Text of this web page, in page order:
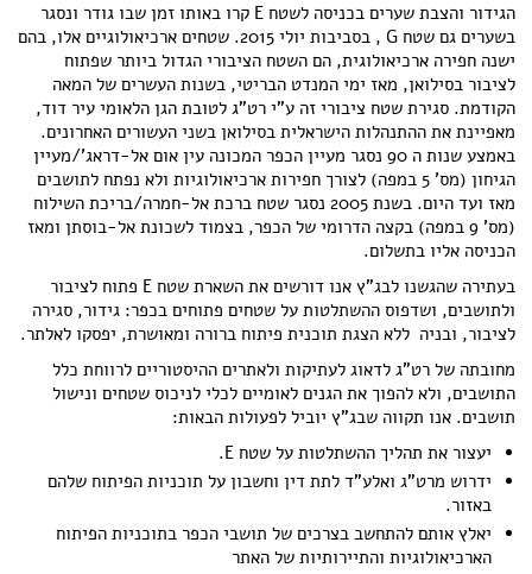
הגידור והצבת שערים בכניסה לשטח E קרו באותו זמן שבו גודר ונסגר
בשערים גם שטח G , בסביבות יולי 2015. שטחים ארכיאולוגיים אלו, בהם
ישנה חפירה ארכיאולוגית, הם השטח הציבורי הגדול ביותר שפתוח
לציבור בסילואן, מאז ימי המנדט הבריטי, בשנות העשרים של המאה
הקודמת. סגירת שטח ציבורי זה ע"י רט"ג לטובת הגן הלאומי עיר דוד,
מאפיינת את ההתנהלות הישראלית בסילואן בשני העשורים האחרונים.
באמצע שנות ה 90 נסגר מעיין הכפר המכונה עין אום אל-דראג'/מעיין
הגיחון (מס' 5 במפה) לצורך חפירות ארכיאולוגיות ולא נפתח לתושבים
מאז ועד היום. בשנת 2005 נסגר שטח ברכת אל-חמרה/בריכת השילוח
(מס' 9 במפה) בקצה הדרומי של הכפר, בצמוד לשכונת אל-בוסתן ומאז
הכניסה אליו בתשלום.
בעתירה שהגשנו לבג"ץ אנו דורשים את השארת שטח E פתוח לציבור
ולתושבים, ושדפוס ההשתלטות על שטחים פתוחים בכפר: גידור, סגירה
לציבור, ובניה ללא הצגת תוכנית פיתוח ברורה ומאושרת, יפסקו לאלתר.
מחובתה של רט"ג לדאוג לעתיקות ולאתרים ההיסטוריים לרווחת כלל
התושבים, ולא להפוך את הגנים לאומיים לכלי לניכוס שטחים ונישול
תושבים. אנו תקווה שבג"ץ יוביל לפעולות הבאות:
יעצור את תהליך ההשתלטות על שטח E.
ידרוש מרט"ג ואלע"ד לתת דין וחשבון על תוכניות הפיתוח שלהם
באזור.
יאלץ אותם להתחשב בצרכים של תושבי הכפר בתוכניות הפיתוח
הארכיאולוגיות והתיירותיות של האתר